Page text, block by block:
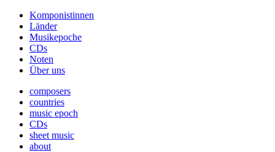
Komponistinnen
Länder
Musikepoche
CDs
Noten
Über uns
composers
countries
music epoch
CDs
sheet music
about